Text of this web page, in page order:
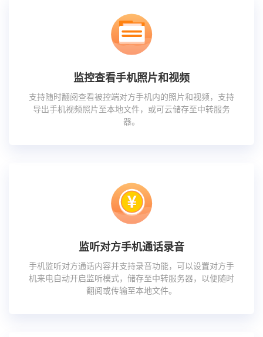
监控查看手机照片和视频
支持随时翻阅查看被控端对方手机内的照片和视频，支持
导出手机视频照片至本地文件，或可云储存至中转服务
器。
监听对方手机通话录音
手机监听对方通话内容并支持录音功能，可以设置对方手
机来电自动开启监听模式，储存至中转服务器，以便随时
翻阅或传输至本地文件。